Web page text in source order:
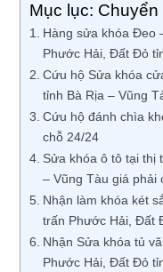
Mục lục:
Hàng sửa khóa Đeo
Phước Hải, Đất Đỏ
Cứu hộ Sửa khóa
tỉnh Bà Rịa – Vũng
Cứu hộ đánh chìa
chỗ 24/24
Sửa khóa ô tô tại thị
– Vũng Tàu giá phải
Nhận làm khóa két
trấn Phước Hải, Đất
Nhận Sửa khóa tủ
Phước Hải, Đất Đỏ